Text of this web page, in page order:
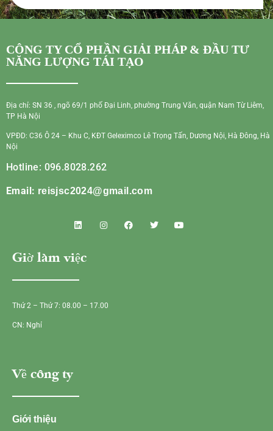
CÔNG TY CỔ PHẦN GIẢI PHÁP & ĐẦU TƯ
NĂNG LƯỢNG TÁI TẠO
Địa chỉ: SN 36 , ngõ 69/1 phố Đại Linh, phường Trung Văn, quận Nam Từ Liêm,
TP Hà Nội
VPĐD: C36 Ô 24 – Khu C, KĐT Geleximco Lê Trọng Tấn, Dương Nội, Hà Đông, Hà
Nội
Hotline: 096.8028.262
Email: reisjsc2024@gmail.com
Giờ làm việc
Thứ 2 – Thứ 7: 08.00 – 17.00
CN: Nghỉ
Về công ty
Giới thiệu